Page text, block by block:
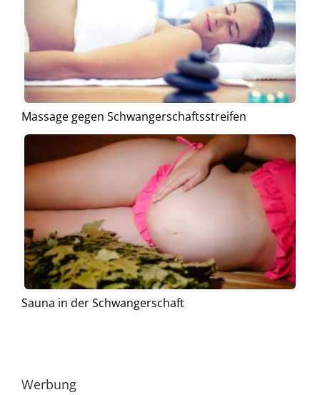
Massage gegen Schwangerschaftsstreifen
Sauna in der Schwangerschaft
Werbung